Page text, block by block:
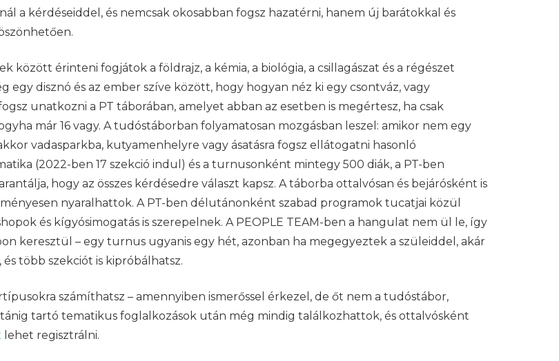
a kérdéseiddel, és nemcsak okosabban fogsz hazatérni, hanem új barátokkal és
érinteni fogjátok a földrajz, a kémia, a biológia, a csillagászat és a régészet
disznó és az ember szíve között, hogy hogyan néz ki egy csontváz, vagy
unatkozni a PT táborában, amelyet abban az esetben is megértesz, ha csak
már 16 vagy. A tudóstáborban folyamatosan mozgásban leszel: amikor nem egy
vadasparkba, kutyamenhelyre vagy ásatásra fogsz ellátogatni hasonló
(2022-ben 17 szekció indul) és a turnusonként mintegy 500 diák, a PT-ben
hogy az összes kérdésedre választ kapsz. A táborba ottalvósan és bejárósként is
nyaralhattok. A PT-ben délutánonként szabad programok tucatjai közül
és kígyósimogatás is szerepelnek. A PEOPLE TEAM-ben a hangulat nem ül le, így
keresztül – egy turnus ugyanis egy hét, azonban ha megegyeztek a szüleiddel, akár
több szekciót is kipróbálhatsz.
számíthatsz – amennyiben ismerőssel érkezel, de őt nem a tudóstábor,
tartó tematikus foglalkozások után még mindig találkozhattok, és ottalvósként
lehet regisztrálni.